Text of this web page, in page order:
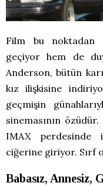
Film bu noktadan
geçiyor hem de
Anderson, bütün
kız ilişkisine
geçmişin
sinemasının
IMAX perdesinde
ciğerine giriyor. Sırf
Babasız, Annesiz,